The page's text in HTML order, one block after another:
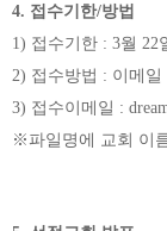
4. 접수기한/방법
1) 접수기한 : 3월 22
2) 접수방법 : 이메일
3) 접수이메일 :
※ 파일명에 교회 이